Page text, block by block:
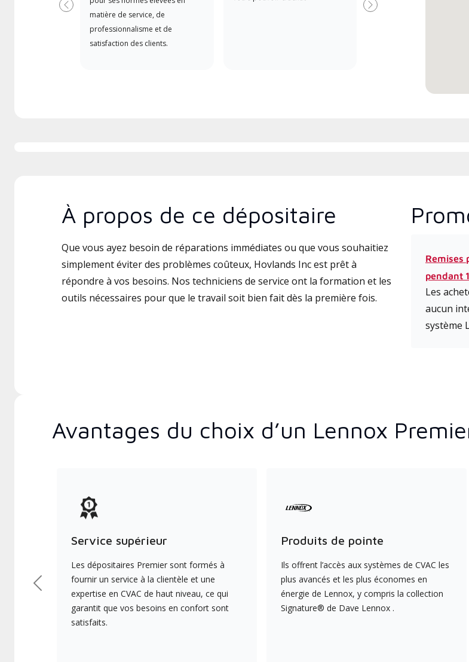
matière de service, de
professionnalisme et de
satisfaction des clients.
Précédent Suivant
À propos de ce dépositaire
Que vous ayez besoin de réparations immédiates ou que vous souhaitiez
simplement éviter des problèmes coûteux, Hovlands Inc est prêt à
répondre à vos besoins. Nos techniciens de service ont la formation et les
outils nécessaires pour que le travail soit bien fait dès la première fois.
Remises
pendant
Les
aucun
système
Avantages du choix d’un Lennox
Service supérieur
Les dépositaires Premier sont formés à
fournir un service à la clientèle et une
expertise en CVAC de haut niveau, ce qui
garantit que vos besoins en confort sont
satisfaits.
Produits de pointe
Ils offrent l’accès aux systèmes de CVAC les
plus avancés et les plus économes en
énergie de Lennox, y compris la collection
Signature® de Dave Lennox .
Précédent